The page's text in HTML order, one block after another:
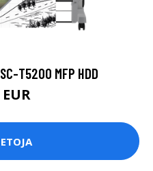
T5200 MFP HDD